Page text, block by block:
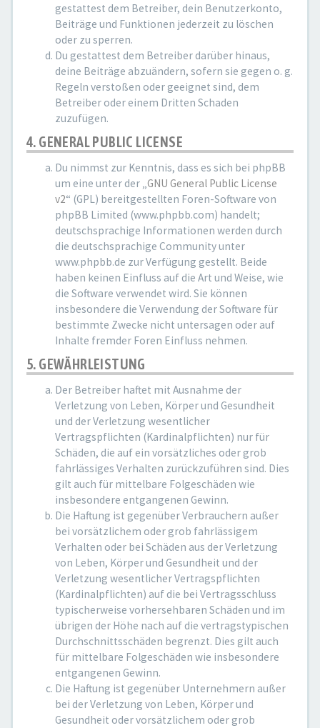
gestattest dem Betreiber, dein Benutzerkonto,
Beiträge und Funktionen jederzeit zu löschen
oder zu sperren.
Du gestattest dem Betreiber darüber hinaus,
deine Beiträge abzuändern, sofern sie gegen o. g.
Regeln verstoßen oder geeignet sind, dem
Betreiber oder einem Dritten Schaden
zuzufügen.
4. GENERAL PUBLIC LICENSE
Du nimmst zur Kenntnis, dass es sich bei phpBB
um eine unter der „GNU General Public License
v2“ (GPL) bereitgestellten Foren-Software von
phpBB Limited (www.phpbb.com) handelt;
deutschsprachige Informationen werden durch
die deutschsprachige Community unter
www.phpbb.de zur Verfügung gestellt. Beide
haben keinen Einfluss auf die Art und Weise, wie
die Software verwendet wird. Sie können
insbesondere die Verwendung der Software für
bestimmte Zwecke nicht untersagen oder auf
Inhalte fremder Foren Einfluss nehmen.
5. GEWÄHRLEISTUNG
Der Betreiber haftet mit Ausnahme der
Verletzung von Leben, Körper und Gesundheit
und der Verletzung wesentlicher
Vertragspflichten (Kardinalpflichten) nur für
Schäden, die auf ein vorsätzliches oder grob
fahrlässiges Verhalten zurückzuführen sind. Dies
gilt auch für mittelbare Folgeschäden wie
insbesondere entgangenen Gewinn.
Die Haftung ist gegenüber Verbrauchern außer
bei vorsätzlichem oder grob fahrlässigem
Verhalten oder bei Schäden aus der Verletzung
von Leben, Körper und Gesundheit und der
Verletzung wesentlicher Vertragspflichten
(Kardinalpflichten) auf die bei Vertragsschluss
typischerweise vorhersehbaren Schäden und im
übrigen der Höhe nach auf die vertragstypischen
Durchschnittsschäden begrenzt. Dies gilt auch
für mittelbare Folgeschäden wie insbesondere
entgangenen Gewinn.
Die Haftung ist gegenüber Unternehmern außer
bei der Verletzung von Leben, Körper und
Gesundheit oder vorsätzlichem oder grob